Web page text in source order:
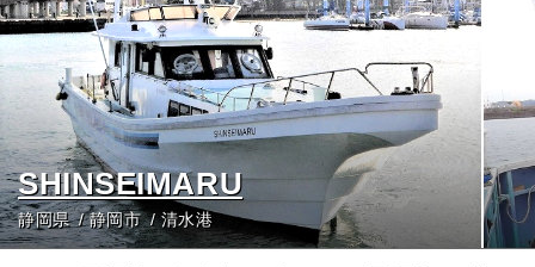
SHINSEIMARU
静岡県 静岡市 清水港